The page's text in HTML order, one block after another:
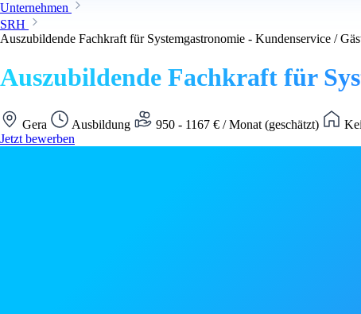
Unternehmen
SRH
Auszubildende Fachkraft für Systemgastronomie - Kundenservice /
Auszubildende Fachkraft für
Gera Ausbildung 950 - 1167 € / Monat (geschätzt)
Jetzt bewerben